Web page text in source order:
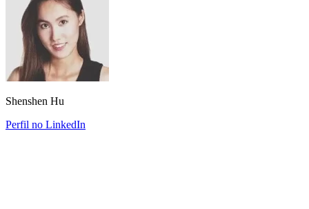
Shenshen Hu
Perfil no LinkedIn